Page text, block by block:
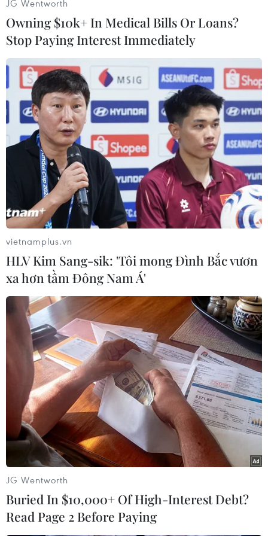
(Vietnam+)
#Thái Lan #Bangkok
#Đài phát thanh
#Ngừng phát sóng
#Đảo chính
#Quân đội Thái Lan
#Phe áo đỏ
Thái Lan
Theo dõi VietnamPlus
TIN LIÊN QUAN
JG Wentworth
Owning $10k+ In Medical Bills Or Loans?
Stop Paying Interest Immediately
vietnamplus.vn
HLV Kim Sang-sik: 'Tôi mong Đình Bắc vươn
xa hơn tầm Đông Nam Á'
JG Wentworth
Buried In $10,000+ Of High-Interest Debt?
Read Page 2 Before Paying